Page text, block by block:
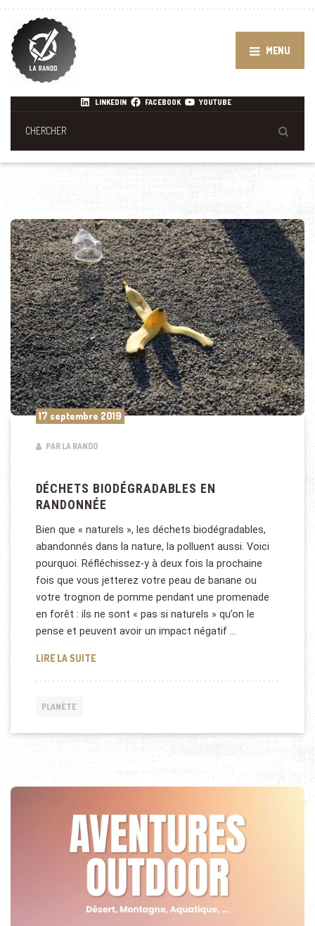
MENU
LINKEDIN FACEBOOK YOUTUBE
17 septembre 2019
PAR LA RANDO
DÉCHETS BIODÉGRADABLES EN
RANDONNÉE
Bien que « naturels », les déchets biodégradables,
abandonnés dans la nature, la polluent aussi. Voici
pourquoi. Réfléchissez-y à deux fois la prochaine
fois que vous jetterez votre peau de banane ou
votre trognon de pomme pendant une promenade
en forêt : ils ne sont « pas si naturels » qu’on le
pense et peuvent avoir un impact négatif …
LIRE LA SUITEDÉCHETS BIODÉGRADABLES EN RANDONNÉE
PLANÈTE